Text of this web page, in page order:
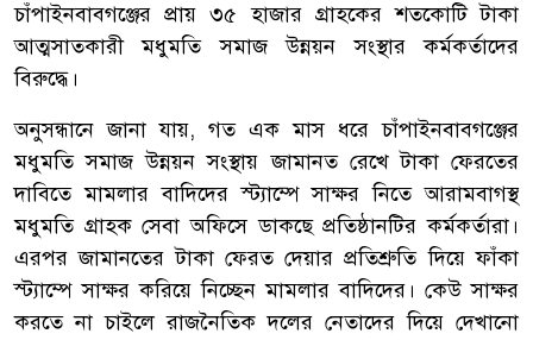
চাঁপাইনবাবগঞ্জের প্রায় ৩৫ হাজার গ্রাহকের শতকোটি টাকা
আত্মসাতকারী মধুমতি সমাজ উন্নয়ন সংস্থার কর্মকর্তাদের
বিরুদ্ধে।
অনুসন্ধানে জানা যায়, গত এক মাস ধরে চাঁপাইনবাবগঞ্জের
মধুমতি সমাজ উন্নয়ন সংস্থায় জামানত রেখে টাকা ফেরতের
দাবিতে মামলার বাদিদের স্ট্যাম্পে সাক্ষর নিতে আরামবাগস্থ
মধুমতি গ্রাহক সেবা অফিসে ডাকছে প্রতিষ্ঠানটির কর্মকর্তারা।
এরপর জামানতের টাকা ফেরত দেয়ার প্রতিশ্রুতি দিয়ে ফাঁকা
স্ট্যাম্পে সাক্ষর করিয়ে নিচ্ছেন মামলার বাদিদের। কেউ সাক্ষর
করতে না চাইলে রাজনৈতিক দলের নেতাদের দিয়ে দেখানো